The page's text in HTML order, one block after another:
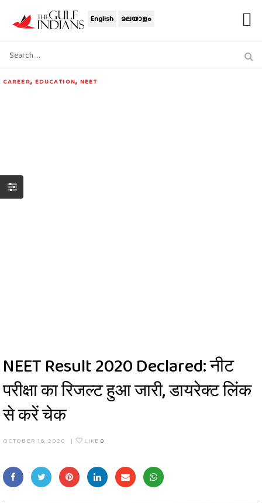
English മലയാളം
CAREER, EDUCATION, NEET
NEET Result 2020 Declared: नीट
परीक्षा का रिजल्ट हुआ जारी, डायरेक्ट लिंक
से करें चेक
OCTOBER 16, 2020 | LIKE 0